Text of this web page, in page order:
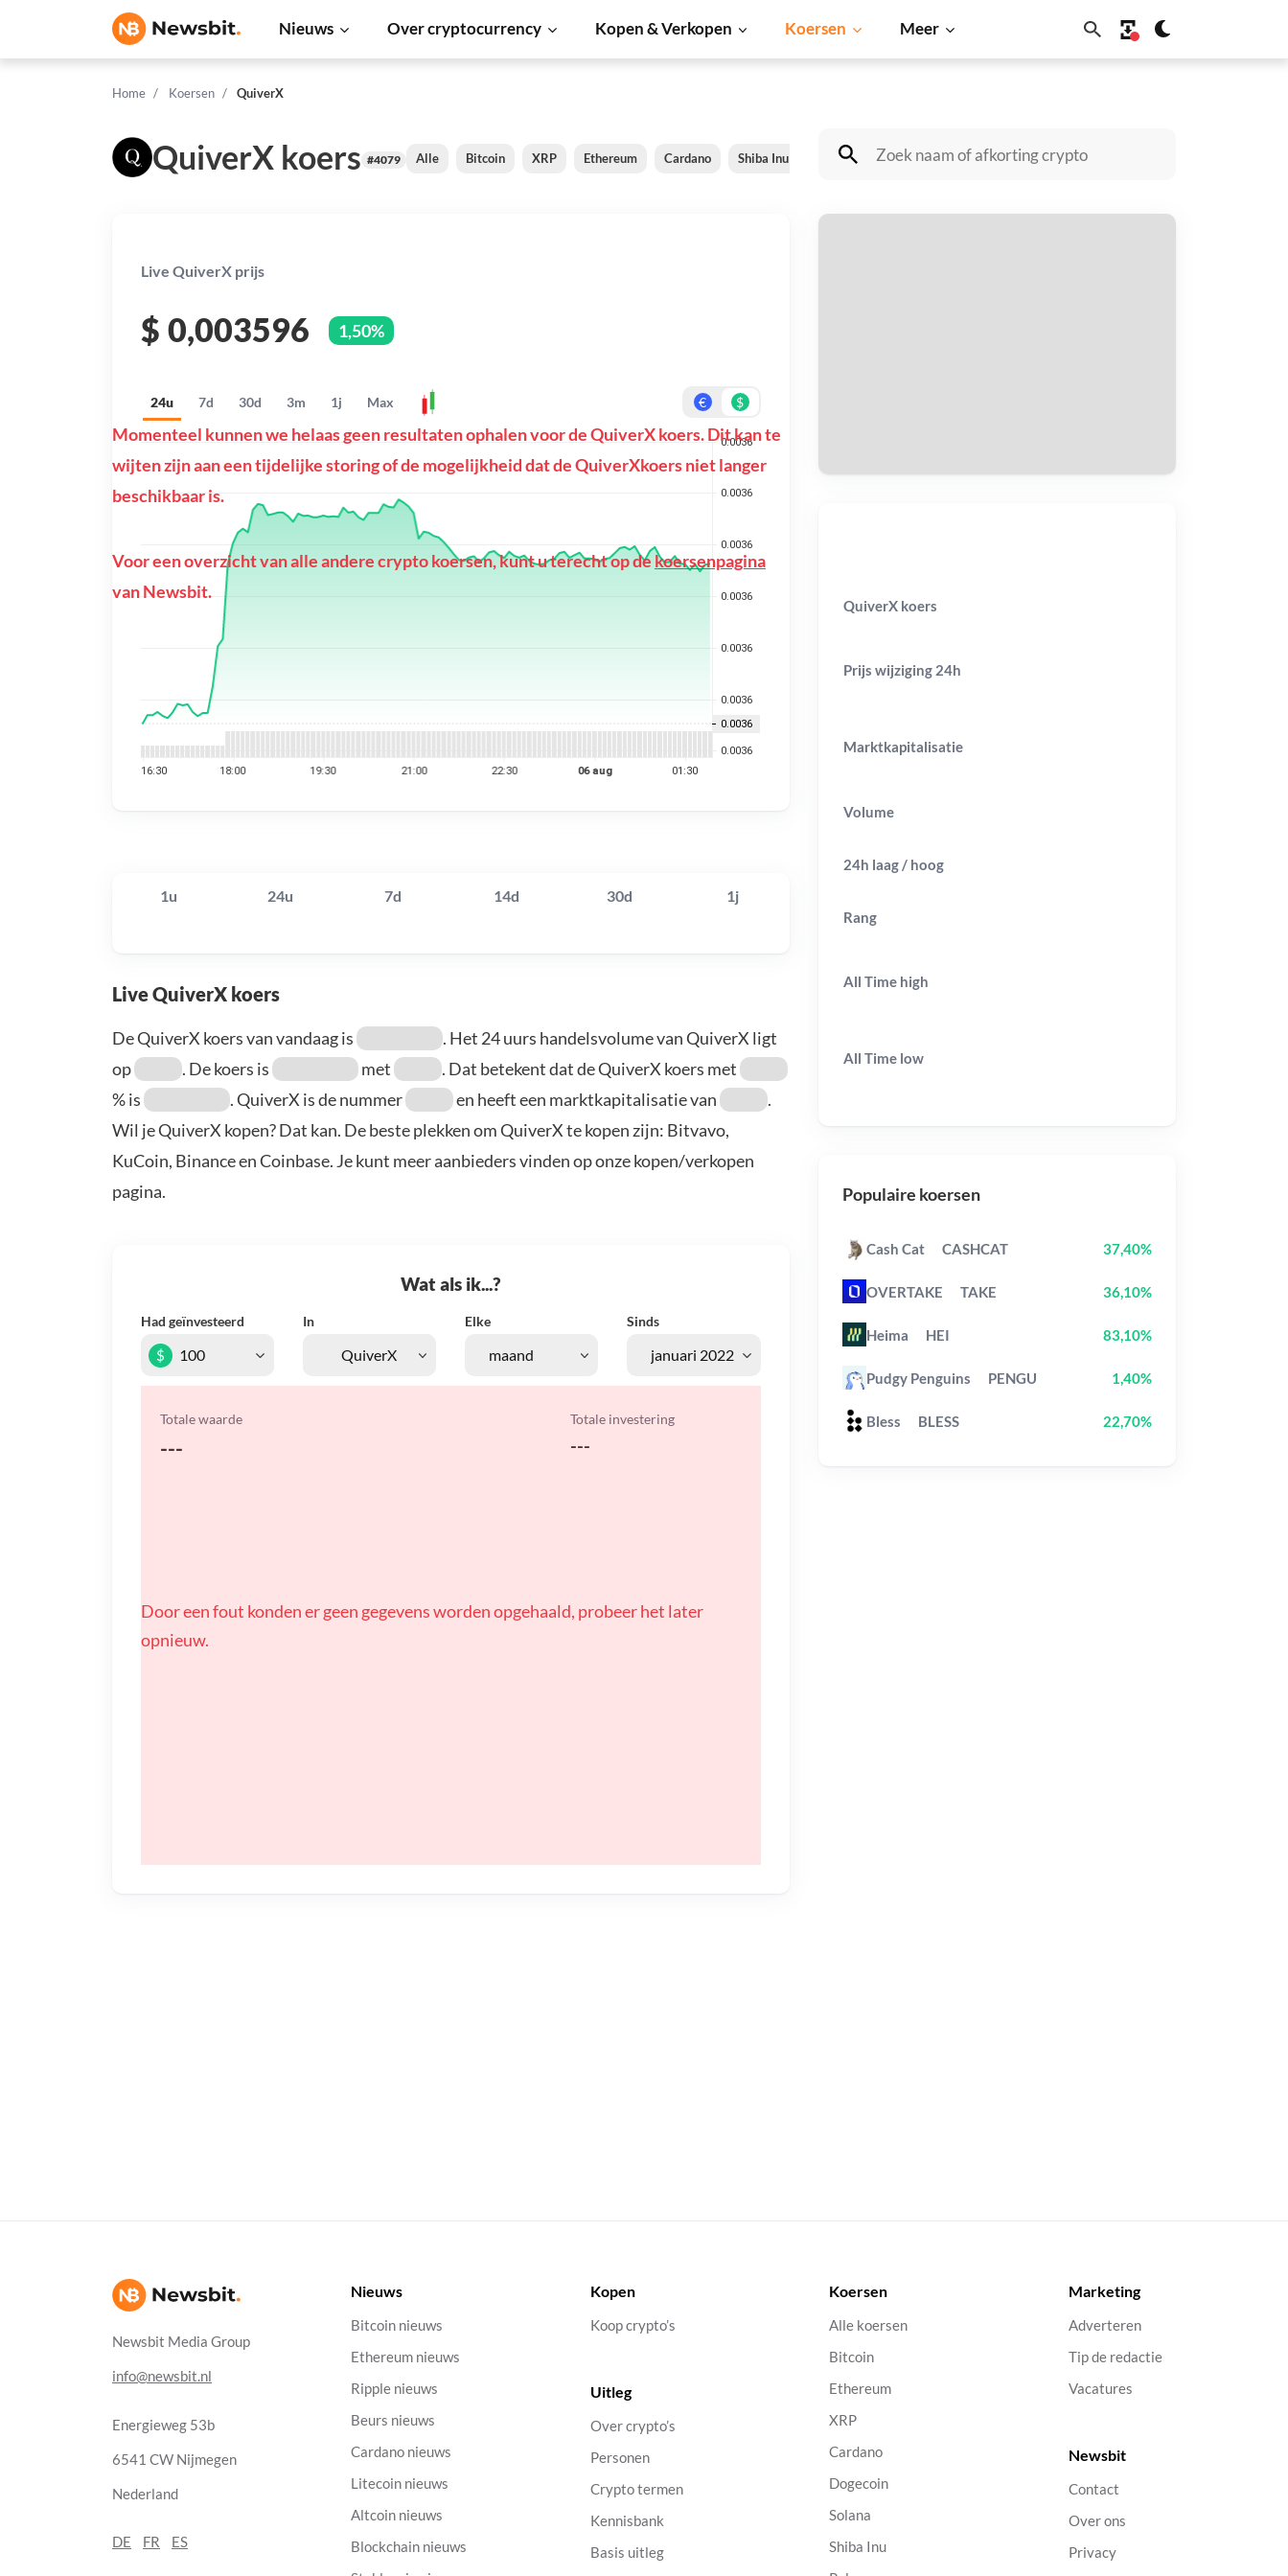
Nieuws Over cryptocurrency Kopen & Verkopen Koersen Meer
Home Koersen QuiverX
QuiverX koers #4079 Alle Bitcoin XRP Ethereum Cardano Shiba Inu Dogecoin Solana BNB
Live QuiverX prijs
$ 0,003596 1,50%
24u 7d 30d 3m 1j Max € $
Momenteel kunnen we helaas geen resultaten ophalen voor de QuiverX koers. Dit kan te
wijten zijn aan een tijdelijke storing of de mogelijkheid dat de QuiverXkoers niet langer
beschikbaar is.
Voor een overzicht van alle andere crypto koersen, kunt u terecht op de koersenpagina
van Newsbit.
1u 24u 7d 14d 30d 1j
Live QuiverX koers
De QuiverX koers van vandaag is
. Het 24 uurs handelsvolume van QuiverX ligt
op
. De koers is met
. Dat betekent dat de QuiverX koers met
% is
. QuiverX is de nummer en heeft een marktkapitalisatie van
.
Wil je QuiverX kopen? Dat kan. De beste plekken om QuiverX te kopen zijn: Bitvavo,
KuCoin, Binance en Coinbase. Je kunt meer aanbieders vinden op onze kopen/verkopen
pagina.
Wat als ik...?
Had geïnvesteerd In Elke Sinds
$
Totale waarde
---
Totale investering
---
Door een fout konden er geen gegevens worden opgehaald, probeer het later
opnieuw.
QuiverX koers
Prijs wijziging 24h
Marktkapitalisatie
Volume
24h laag / hoog
Rang
All Time high
All Time low
Populaire koersen
Cash Cat CASHCAT 37,40%
OVERTAKE TAKE 36,10%
Heima HEI 83,10%
Pudgy Penguins PENGU 1,40%
Bless BLESS 22,70%
Newsbit Media Group
info@newsbit.nl
Energieweg 53b
6541 CW Nijmegen
Nederland
DE FR ES
Nieuws
Bitcoin nieuws
Ethereum nieuws
Ripple nieuws
Beurs nieuws
Cardano nieuws
Litecoin nieuws
Altcoin nieuws
Blockchain nieuws
Kopen
Koop crypto’s
Uitleg
Over crypto’s
Personen
Crypto termen
Kennisbank
Basis uitleg
Koersen
Alle koersen
Bitcoin
Ethereum
XRP
Cardano
Dogecoin
Solana
Shiba Inu
Marketing
Adverteren
Tip de redactie
Vacatures
Newsbit
Contact
Over ons
Privacy